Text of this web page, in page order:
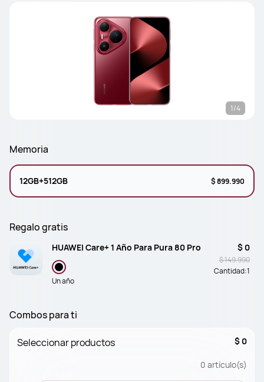
1/4
Memoria
12GB+512GB $ 899.990
Regalo gratis
HUAWEI Care+ 1 Año Para Pura 80 Pro
Un año
$ 0
$ 149.990
Cantidad:1
Combos para ti
Seleccionar productos $ 0
0 artículo(s)